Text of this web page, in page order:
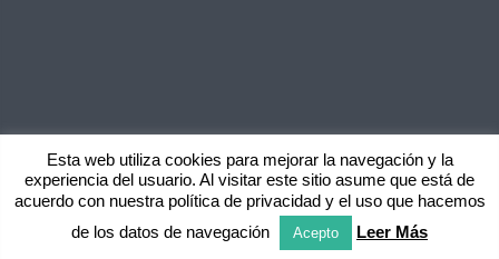
Copyright 2015 BLUEROOM - Todos los
derechos reservados -Aviso Legal -Politica
de privacidad
Esta web utiliza cookies para mejorar la navegación y la
experiencia del usuario. Al visitar este sitio asume que está de
acuerdo con nuestra política de privacidad y el uso que hacemos
de los datos de navegación
Acepto Leer Más